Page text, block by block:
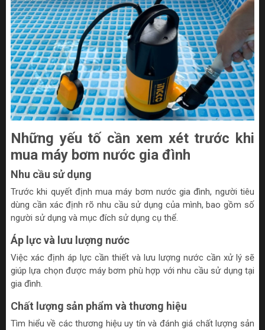
Những yếu tố cần xem xét trước khi
mua máy bơm nước gia đình
Nhu cầu sử dụng
Trước khi quyết định mua máy bơm nước gia đình, người tiêu
dùng cần xác định rõ nhu cầu sử dụng của mình, bao gồm số
người sử dụng và mục đích sử dụng cụ thể.
Áp lực và lưu lượng nước
Việc xác định áp lực cần thiết và lưu lượng nước cần xử lý sẽ
giúp lựa chọn được máy bơm phù hợp với nhu cầu sử dụng tại
gia đình.
Chất lượng sản phẩm và thương hiệu
Tìm hiểu về các thương hiệu uy tín và đánh giá chất lượng sản